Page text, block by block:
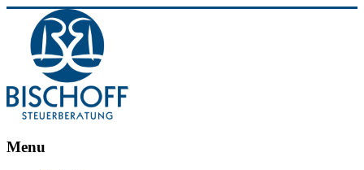
BISCHOFF
Menu